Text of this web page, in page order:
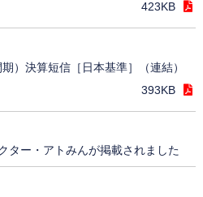
423KB
）決算短信［日本基準］（連結）
393KB
ター・アトみんが掲載されました